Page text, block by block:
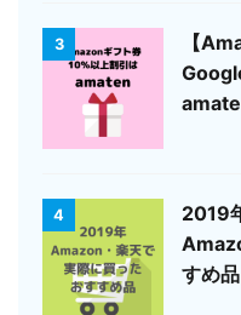
3
【
4
2019
すめ